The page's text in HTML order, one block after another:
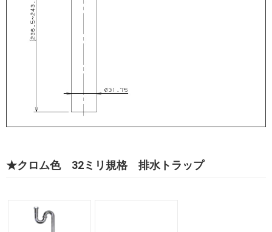
★クロム色 32ミリ規格 排水トラップ